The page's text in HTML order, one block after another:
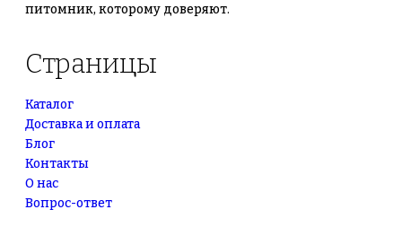
питомник, которому доверяют.
Страницы
Каталог
Доставка и оплата
Блог
Контакты
О нас
Вопрос-ответ